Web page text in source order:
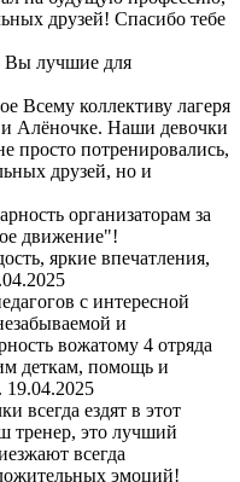
друзей! Спасибо тебе
Вы лучшие для
Всему коллективу лагеря
Алёночке. Наши девочки
просто потренировались,
друзей, но и
организаторам за
движение"!
яркие впечатления,
с интересной
и
вожатому 4 отряда
деткам, помощь и
19.04.2025
всегда ездят в этот
тренер, это лучший
всегда
эмоций!